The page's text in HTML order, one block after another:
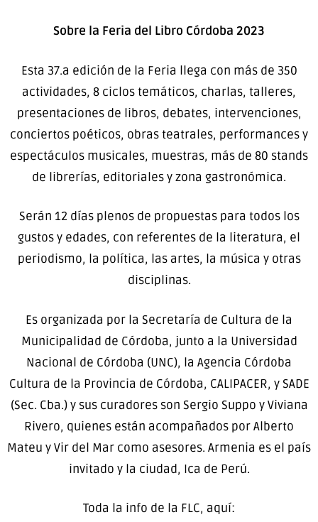
Sobre la Feria del Libro Córdoba 2023
Esta 37.a edición de la Feria llega con más de 350
actividades, 8 ciclos temáticos, charlas, talleres,
presentaciones de libros, debates, intervenciones,
conciertos poéticos, obras teatrales, performances y
espectáculos musicales, muestras, más de 80 stands
de librerías, editoriales y zona gastronómica.
Serán 12 días plenos de propuestas para todos los
gustos y edades, con referentes de la literatura, el
periodismo, la política, las artes, la música y otras
disciplinas.
Es organizada por la Secretaría de Cultura de la
Municipalidad de Córdoba, junto a la Universidad
Nacional de Córdoba (UNC), la Agencia Córdoba
Cultura de la Provincia de Córdoba, CALIPACER, y SADE
(Sec. Cba.) y sus curadores son Sergio Suppo y Viviana
Rivero, quienes están acompañados por Alberto
Mateu y Vir del Mar como asesores. Armenia es el país
invitado y la ciudad, Ica de Perú.
Toda la info de la FLC, aquí: